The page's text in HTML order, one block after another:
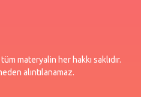
materyalin her hakkı saklıdır.
alıntılanamaz.